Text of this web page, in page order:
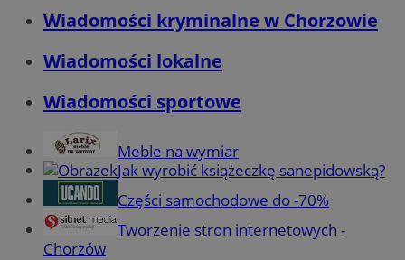
Wiadomości kryminalne w Chorzowie
Wiadomości lokalne
Wiadomości sportowe
Meble na wymiar
Jak wyrobić książeczkę sanepidowską?
Części samochodowe do -70%
Tworzenie stron internetowych -
Chorzów